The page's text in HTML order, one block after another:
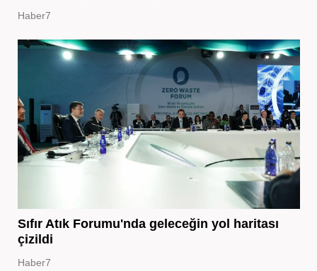
Haber7
Sıfır Atık Forumu'nda geleceğin yol haritası
çizildi
Haber7